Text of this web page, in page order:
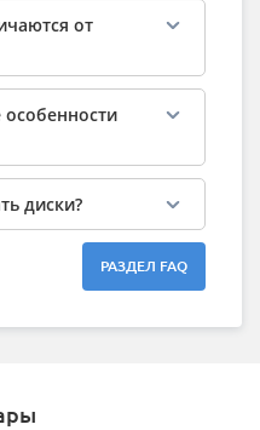
от
диски?
РАЗДЕЛ FAQ